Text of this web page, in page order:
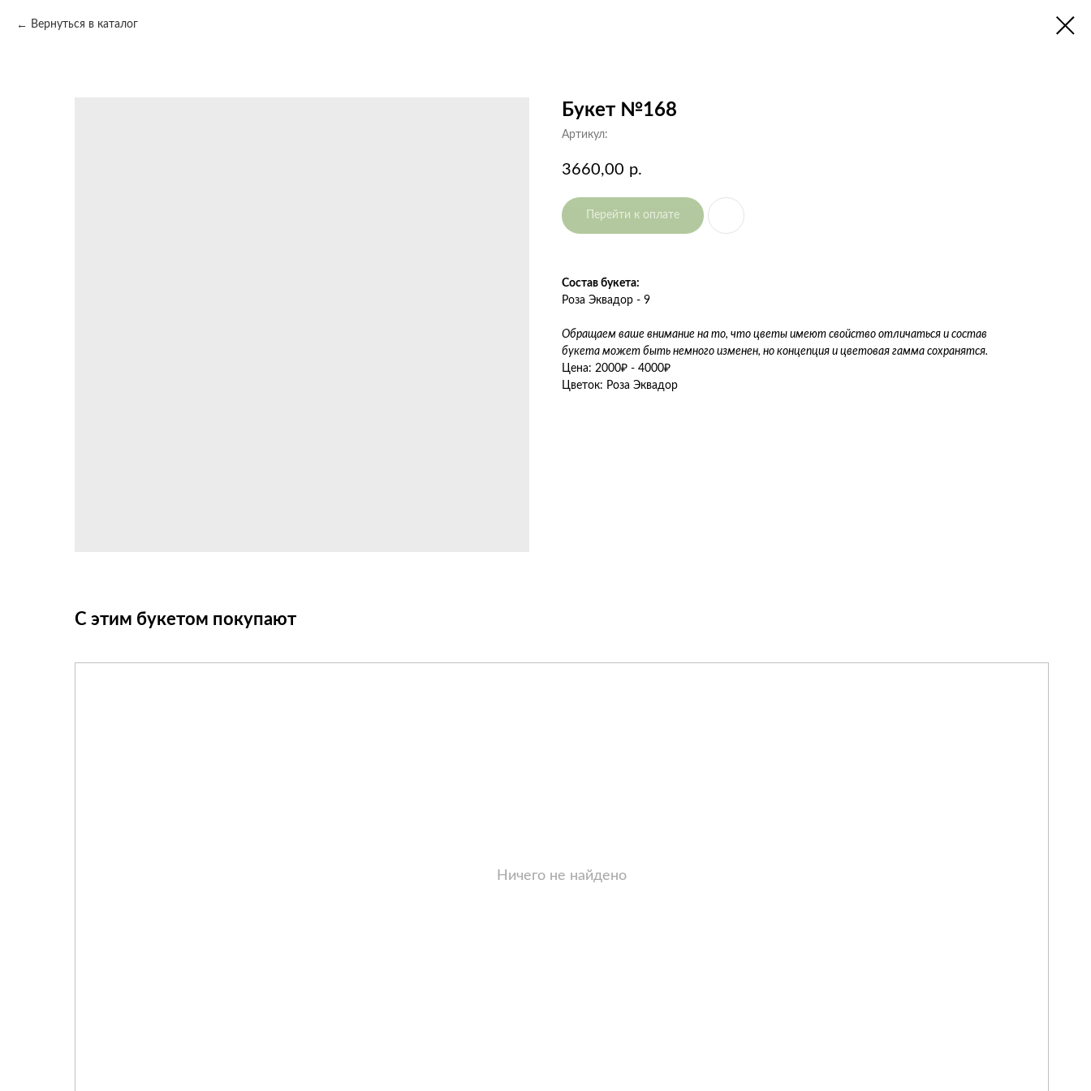
Вернуться в каталог
Букет №168
Артикул:
3660,00 р.
Перейти к оплате
Состав букета:
Роза Эквадор - 9
Обращаем ваше внимание на то, что цветы имеют свойство отличаться и состав
букета может быть немного изменен, но концепция и цветовая гамма сохранятся.
Цена: 2000₽ - 4000₽
Цветок: Роза Эквадор
С этим букетом покупают
Ничего не найдено